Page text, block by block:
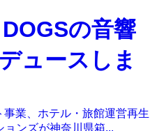
の音響
ュースしま
業、ホテル・旅館運営再生
ンズが神奈川県箱...